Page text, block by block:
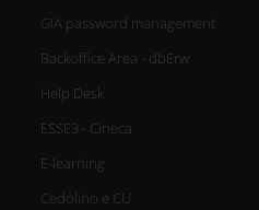
GIA password management
Backoffice Area - dbErw
Help Desk
ESSE3 - Cineca
E-learning
Cedolino e CU